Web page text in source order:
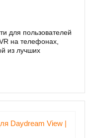
для пользователей
на телефонах,
из лучших